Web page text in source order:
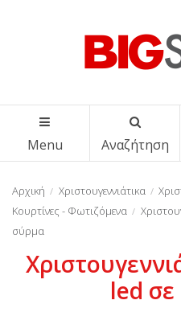
Menu Αναζήτηση
Αρχική Χριστουγεννιάτικα
Κουρτίνες - Φωτιζόμενα
σύρμα
led